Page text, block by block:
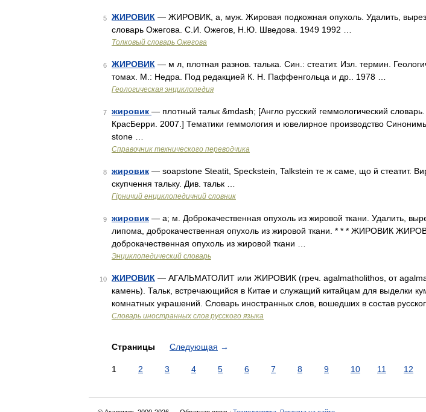
5 ЖИРОВИК — ЖИРОВИК, а, муж. Жировая подкожная опухоль. Удалить,
словарь Ожегова. С.И. Ожегов, Н.Ю. Шведова. 1949 1992 …
Толковый словарь Ожегова
6 ЖИРОВИК — м л, плотная разнов. талька. Син.: стеатит. Изл. термин.
томах. М.: Недра. Под редакцией К. Н. Паффенгольца и др.. 1978 …
Геологическая энциклопедия
7 жировик — плотный тальк &mdash; [Англо русский геммологический словарь.
КрасБерри. 2007.] Тематики геммология и ювелирное производство
stone …
Справочник технического переводчика
8 жировик — soapstone Steatit, Speckstein, Talkstein те ж саме, що й стеатит.
скупчення тальку. Див. тальк …
Гірничий енциклопедичний словник
9 жировик — а; м. Доброкачественная опухоль из жировой ткани. Удалить,
липома, доброкачественная опухоль из жировой ткани. * * * ЖИРОВИК
доброкачественная опухоль из жировой ткани …
Энциклопедический словарь
10 ЖИРОВИК — АГАЛЬМАТОЛИТ или ЖИРОВИК (греч. agalmatholithos, от
камень). Тальк, встречающийся в Китае и служащий китайцам для выделки
комнатных украшений. Словарь иностранных слов, вошедших в состав
Словарь иностранных слов русского языка
Страницы Следующая →
1 2 3 4 5 6 7 8 9 10 11 12